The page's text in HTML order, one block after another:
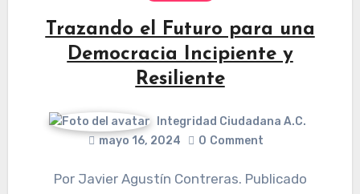
Trazando el Futuro para una
Democracia Incipiente y
Resiliente
Integridad Ciudadana A.C.
mayo 16, 2024
0 Comment
Por Javier Agustín Contreras. Publicado